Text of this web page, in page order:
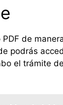
de
podrás
el trámite